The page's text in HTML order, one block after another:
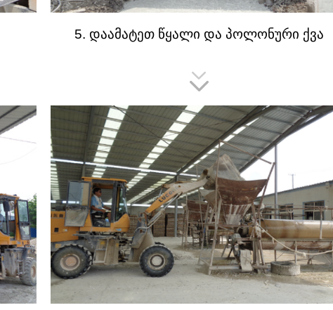
5. დაამატეთ წყალი და პოლონური ქვა